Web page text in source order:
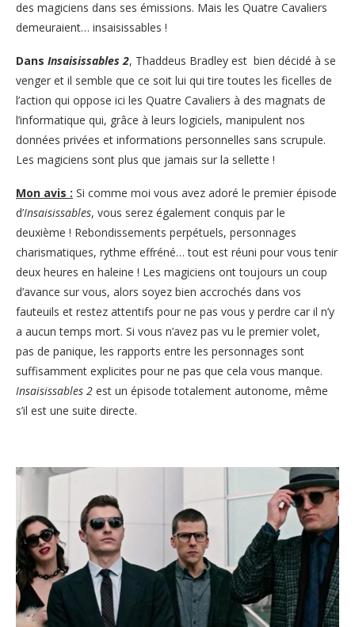
des magiciens dans ses émissions. Mais les Quatre Cavaliers
demeuraient… insaisissables !
Dans Insaisissables 2, Thaddeus Bradley est bien décidé à se
venger et il semble que ce soit lui qui tire toutes les ficelles de
l’action qui oppose ici les Quatre Cavaliers à des magnats de
l’informatique qui, grâce à leurs logiciels, manipulent nos
données privées et informations personnelles sans scrupule.
Les magiciens sont plus que jamais sur la sellette !
Mon avis : Si comme moi vous avez adoré le premier épisode
d’Insaisissables, vous serez également conquis par le
deuxième ! Rebondissements perpétuels, personnages
charismatiques, rythme effréné… tout est réuni pour vous tenir
deux heures en haleine ! Les magiciens ont toujours un coup
d’avance sur vous, alors soyez bien accrochés dans vos
fauteuils et restez attentifs pour ne pas vous y perdre car il n’y
a aucun temps mort. Si vous n’avez pas vu le premier volet,
pas de panique, les rapports entre les personnages sont
suffisamment explicites pour ne pas que cela vous manque.
Insaisissables 2 est un épisode totalement autonome, même
s’il est une suite directe.